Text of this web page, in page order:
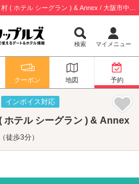
検索 マイメニュー
クーポン 地図 予約
インボイス対応
ホテル シーグラン ) & Annex
徒歩3分）